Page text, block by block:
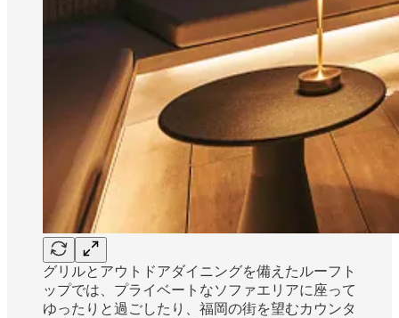
グリルとアウトドアダイニングを備えたルーフト
ップでは、プライベートなソファエリアに座って
ゆったりと過ごしたり、福岡の街を望むカウンタ